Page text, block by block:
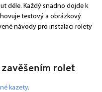
déle. Každý snadno dojde k
textový a obrázkový
návody pro instalaci rolety
rolet
kazety.